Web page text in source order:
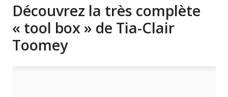
Découvrez la très complète
« tool box » de Tia-Clair
Toomey